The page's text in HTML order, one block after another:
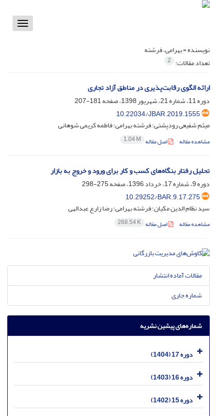
Toggle
نویسنده =بهرامی، فرشته
تعداد مقالات: 2
ارائه الگوی رقابت‌پذیری در مناطق آزاد تجاری
دوره 11، شماره 21، شهریور 1398، صفحه
181-207
10.22034/JBAR.2019.1555
میثم شفیعی رودپشتی؛ فرشته بهرامی؛ فاطمه کریمی شوهانی
مشاهده مقاله اصل مقاله 1.04 M
تحلیل رفتار بنگاه‌های کسب و کار برای ورود و خروج به بازار
دوره 9، شماره 17، خرداد 1396، صفحه
275-298
10.29252/BAR.9.17.275
سید نظام الدین مکیان؛ فرشته بهرامی؛ رضا زارع عبدالهی
مشاهده مقاله اصل مقاله 268.54 K
مقالات آماده انتشار
شماره جاری
شماره‌های پیشین نشریه
دوره 17 (1404)
دوره 16 (1403)
دوره 15 (1402)